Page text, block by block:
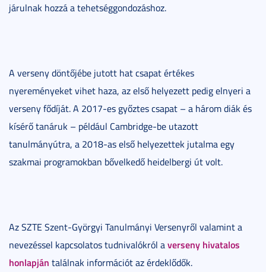
járulnak hozzá a tehetséggondozáshoz.
A verseny döntőjébe jutott hat csapat értékes
nyereményeket vihet haza, az első helyezett pedig elnyeri a
verseny fődíját. A 2017-es győztes csapat – a három diák és
kísérő tanáruk – például Cambridge-be utazott
tanulmányútra, a 2018-as első helyezettek jutalma egy
szakmai programokban bővelkedő heidelbergi út volt.
Az SZTE Szent-Györgyi Tanulmányi Versenyről valamint a
nevezéssel kapcsolatos tudnivalókról averseny hivatalos
honlapján találnak információt az érdeklődők.